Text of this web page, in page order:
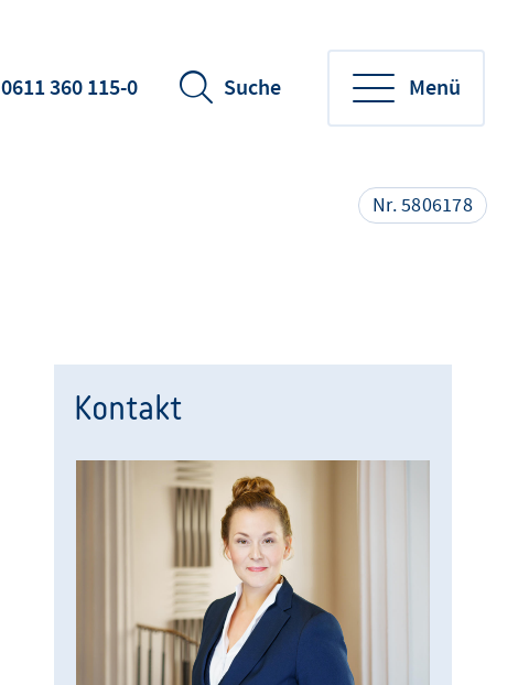
0611 360 115-0 Suche Menü
Nr. 5806178
Kontakt